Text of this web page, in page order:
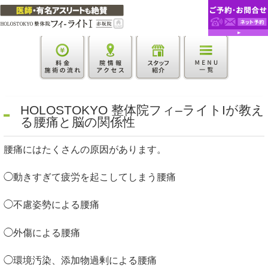
HOLOSTOKYO 整体院フィ–ライトIが教え
る腰痛と脳の関係性
腰痛にはたくさんの原因があります。
◯動きすぎて疲労を起こしてしまう腰痛
◯不慮姿勢による腰痛
◯外傷による腰痛
◯環境汚染、添加物過剰による腰痛